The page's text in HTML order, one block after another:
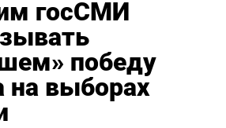
госСМИ
победу
на выборах